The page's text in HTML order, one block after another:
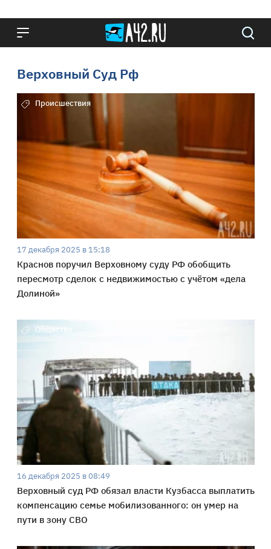
Верховный Суд Рф
Происшествия
17 декабря 2025 в 15:18
Краснов поручил Верховному суду РФ обобщить
пересмотр сделок с недвижимостью с учётом «дела
Долиной»
Общество
16 декабря 2025 в 08:49
Верховный суд РФ обязал власти Кузбасса выплатить
компенсацию семье мобилизованного: он умер на
пути в зону СВО